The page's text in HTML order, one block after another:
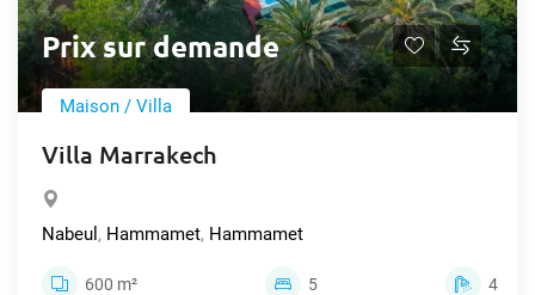
Prix sur demande
Maison / Villa
Villa Marrakech
Nabeul , Hammamet, Hammamet
600 m² 5 4